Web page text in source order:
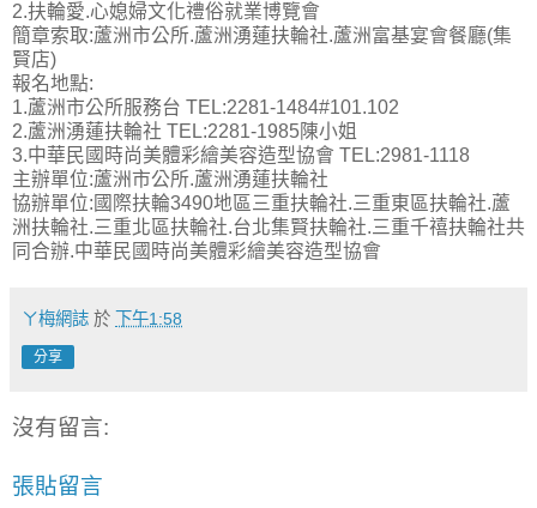
2.扶輪愛.心媳婦文化禮俗就業博覽會
簡章索取:蘆洲市公所.蘆洲湧蓮扶輪社.蘆洲富基宴會餐廳(集
賢店)
報名地點:
1.蘆洲市公所服務台 TEL:2281-1484#101.102
2.蘆洲湧蓮扶輪社 TEL:2281-1985陳小姐
3.中華民國時尚美體彩繪美容造型協會 TEL:2981-1118
主辦單位:蘆洲市公所.蘆洲湧蓮扶輪社
協辦單位:國際扶輪3490地區三重扶輪社.三重東區扶輪社.蘆
洲扶輪社.三重北區扶輪社.台北集賢扶輪社.三重千禧扶輪社共
同合辦.中華民國時尚美體彩繪美容造型協會
ㄚ梅網誌 於 下午1:58
分享
沒有留言:
張貼留言